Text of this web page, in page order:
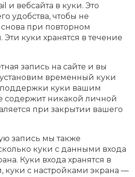
и вебсайта в куки. Это
удобства, чтобы не
при повторном
куки хранятся в течение
запись на сайте и вы
временный куки
куки вашим
содержит никакой личной
при закрытии вашего
запись мы также
куки с данными входа
Куки входа хранятся в
куки с настройками экрана —